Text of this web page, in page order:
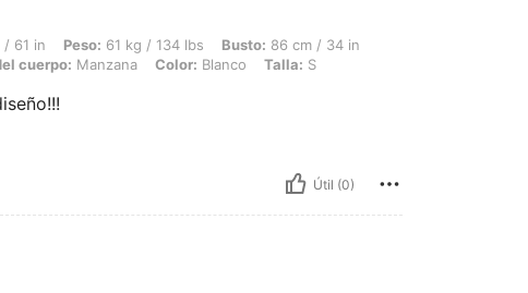
61 kg / 134 lbs, Busto: 86 cm / 34 in, Cintura: 73 cm / 29 in, Caderas: 93 cm / 37 in,
/ 61 in Peso: 61 kg / 134 lbs Busto: 86 cm / 34 in
cuerpo: Manzana Color: Blanco Talla: S
Útil (0)